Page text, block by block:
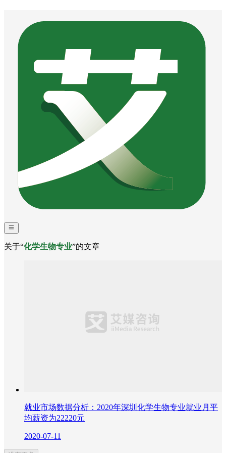
关于“化学生物专业”的文章
就业市场数据分析：2020年深圳化学生物专业就业月平
均薪资为22220元
2020-07-11